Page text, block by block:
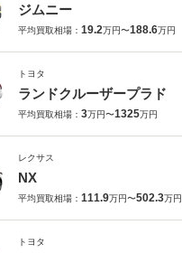
ジムニー
平均買取相場： 19.2万円〜188.6万円
トヨタ
ランドクルーザープラド
平均買取相場： 3万円〜1325万円
レクサス
NX
平均買取相場： 111.9万円〜502.3万円
トヨタ